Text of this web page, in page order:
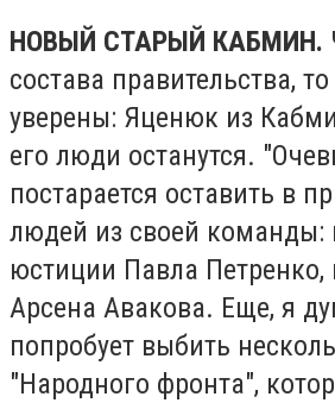
НОВЫЙ СТАРЫЙ КАБМИН.
состава правительства,
уверены: Яценюк из
его люди останутся.
постарается оставить в
людей из своей команды:
юстиции Павла
Арсена Авакова. Еще, я
попробует выбить
"Народного фронта",